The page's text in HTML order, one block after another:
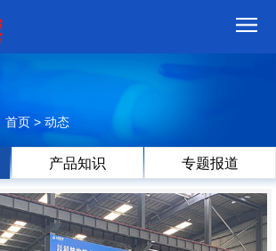
首页 > 动态
产品知识 专题报道